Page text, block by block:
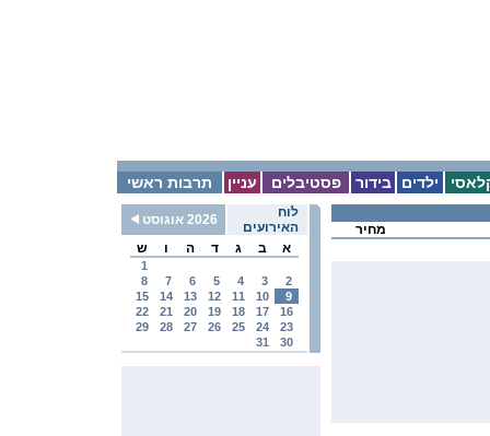
תרבות ראשי עניין פסטיבלים בידור ילדים
לוח
האירועים
2026 אוגוסט
א
ב ג ד ה ו ש
1
2
3
4
5
6
7
8
9
10
11
12
13
14
15
16
17
18
19
20
21
22
23
24
25
26
27
28
29
30
31
מחיר